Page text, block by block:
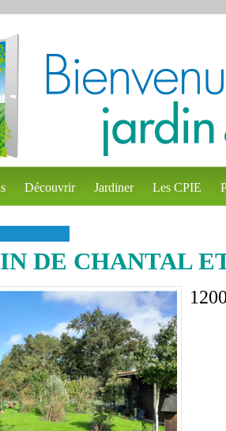
Découvrir Jardiner Les CPIE
DE CHANTAL